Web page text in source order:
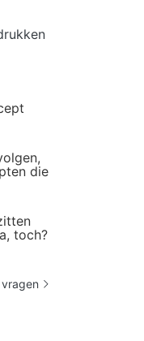
die
toch?